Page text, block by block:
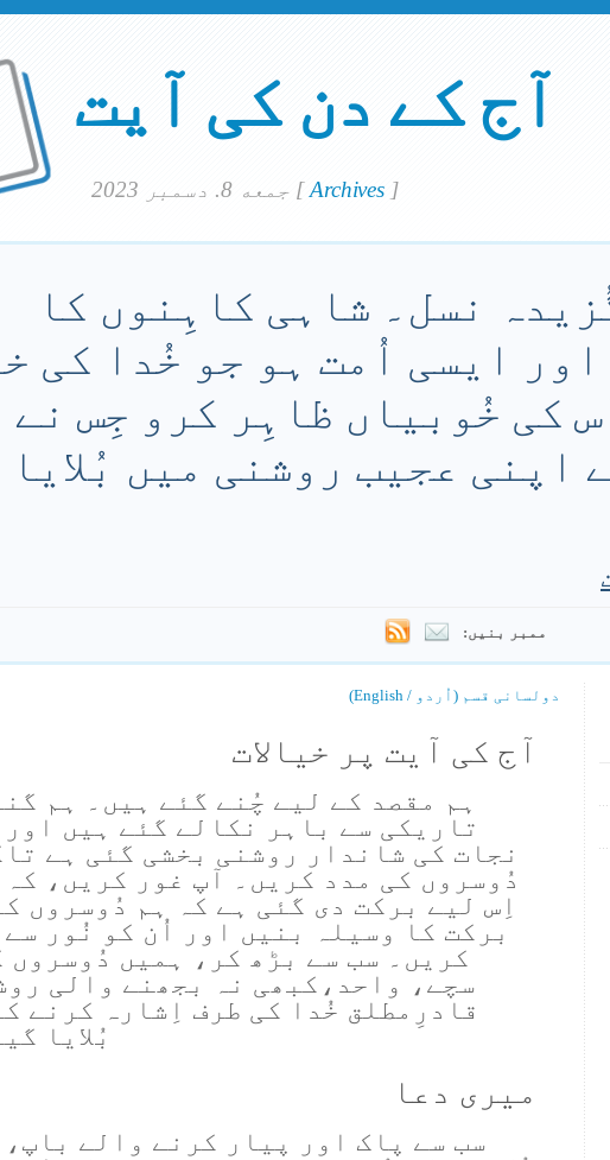
آج کے دن کی آیت
[Archives ]
نسل۔ شاہی کاہِنوں کا
ایسی اُمت ہو جو خُدا کی
کی خُوبیاں ظاہِر کرو جِس نے
اپنی عجیب روشنی میں بُلایا
ممبر بنیں:
دولسانی قسم (اُردو / English)
آج کی آیت پر خیالات
ہم مقصد کے لیے چُنے گئے ہیں۔ ہم
تاریکی سے باہر نکالے گئے ہیں
نجات کی شاندار روشنی بخشی گئی ہے
دُوسروں کی مدد کریں۔ آپ غور کریں،
اِس لیے برکت دی گئی ہے کہ ہم دُوسروں
برکت کا وسیلہ بنیں اور اُن کو نُور سے
کریں۔ سب سے بڑھ کر، ہمیں دُوسروں
سچے، واحد،کبھی نہ بجھنے والی
قادرِمطلق خُدا کی طرف اِشارہ کرنے
بُلایا
میری دعا
سب سے پاک اور پیار کرنے والے باپ،